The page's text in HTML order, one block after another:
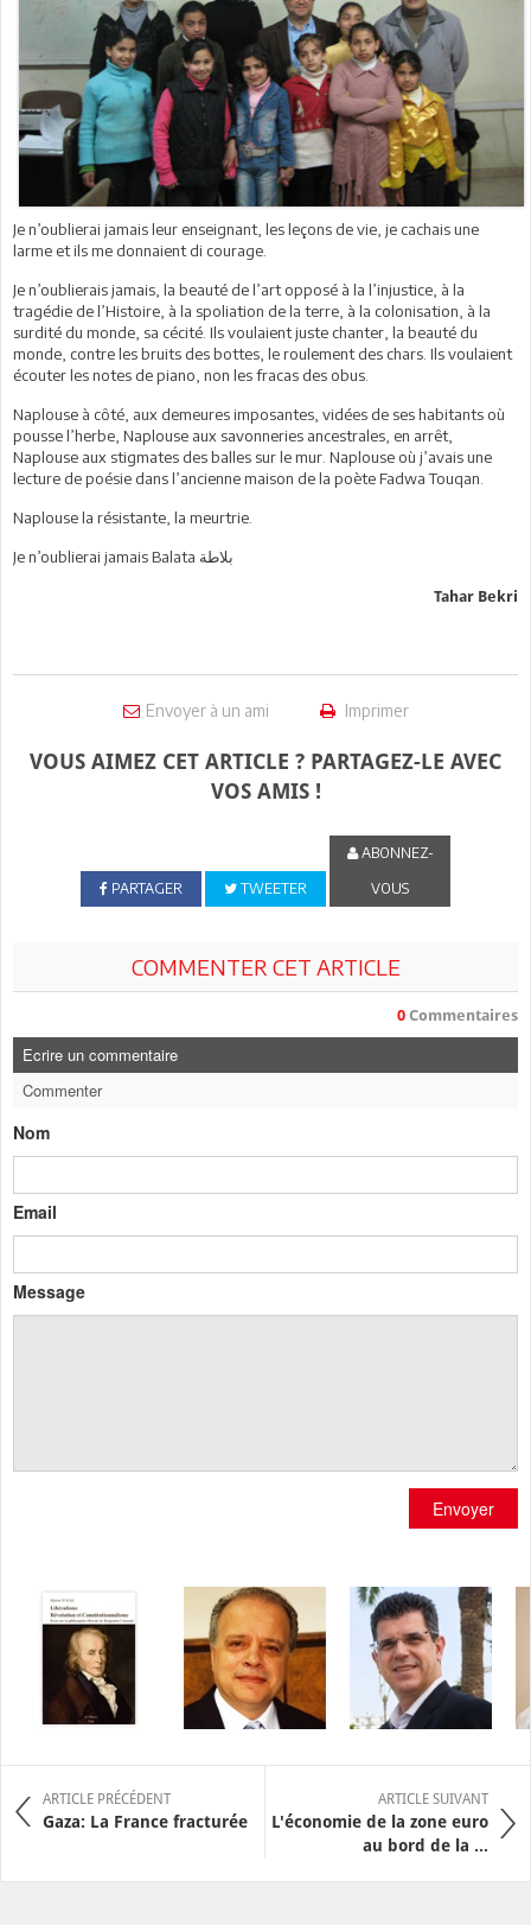
Je n’oublierai jamais leur enseignant, les leçons de vie, je cachais une
larme et ils me donnaient di courage.
Je n’oublierais jamais, la beauté de l’art opposé à la l’injustice, à la
tragédie de l’Histoire, à la spoliation de la terre, à la colonisation, à la
surdité du monde, sa cécité. Ils voulaient juste chanter, la beauté du
monde, contre les bruits des bottes, le roulement des chars. Ils voulaient
écouter les notes de piano, non les fracas des obus.
Naplouse à côté, aux demeures imposantes, vidées de ses habitants où
pousse l’herbe, Naplouse aux savonneries ancestrales, en arrêt,
Naplouse aux stigmates des balles sur le mur. Naplouse où j’avais une
lecture de poésie dans l’ancienne maison de la poète Fadwa Touqan.
Naplouse la résistante, la meurtrie.
Tahar Bekri
Envoyer à un ami Imprimer
VOUS AIMEZ CET ARTICLE ? PARTAGEZ-LE AVEC
VOS AMIS !
PARTAGER TWEETER
ABONNEZ-
VOUS
COMMENTER CET ARTICLE
0 Commentaires
Ecrire un commentaire
Commenter
Nom
Email
Message
Envoyer
ARTICLE PRÉCÉDENT
Gaza: La France fracturée
ARTICLE SUIVANT
L'économie de la zone euro
au bord de la ...